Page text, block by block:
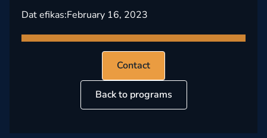
Dat efikas:February 16, 2023
Contact
Back to programs